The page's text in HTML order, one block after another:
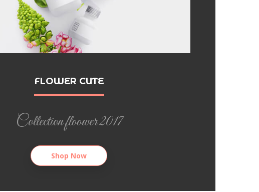
FLOWER CUTE
Collection floower 2017
Shop Now